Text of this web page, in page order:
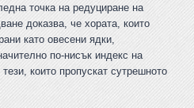
точка на редуциране на
доказва, че хората, които
като овесени ядки,
по-нисък индекс на
които пропускат сутрешното